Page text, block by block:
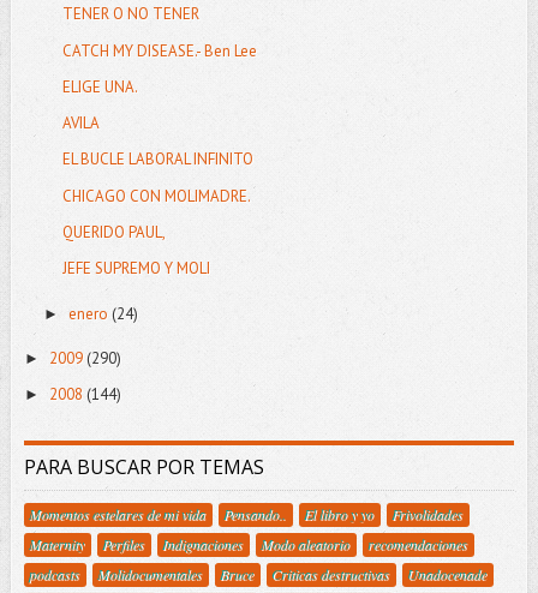
TENER O NO TENER
CATCH MY DISEASE.- Ben Lee
ELIGE UNA.
AVILA
EL BUCLE LABORAL INFINITO
CHICAGO CON MOLIMADRE.
QUERIDO PAUL,
JEFE SUPREMO Y MOLI
► enero (24)
► 2009(290)
► 2008 (144)
PARA BUSCAR POR TEMAS
Momentos estelares de mi vida Pensando.. El libro y yo
Frivolidades
Maternity
Perfiles Indignaciones Modo aleatorio
recomendaciones
podcasts
Molidocumentales Bruce Criticas destructivas
Unadocenade